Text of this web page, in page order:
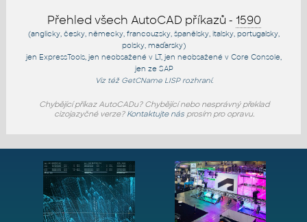
Přehled všech AutoCAD příkazů - 1590
(anglicky, česky, německy, francouzsky, španělsky, italsky, portugalsky,
polsky, maďarsky)
jen ExpressTools , jen neobsažené v LT, jen neobsažené v Core Console
jen ze SAP
Viz též GetCNameLISP rozhraní.
Chybějící příkaz AutoCADu? Chybějící nebo nesprávný překlad
cizojazyčné verze? Kontaktujte násprosím pro opravu.